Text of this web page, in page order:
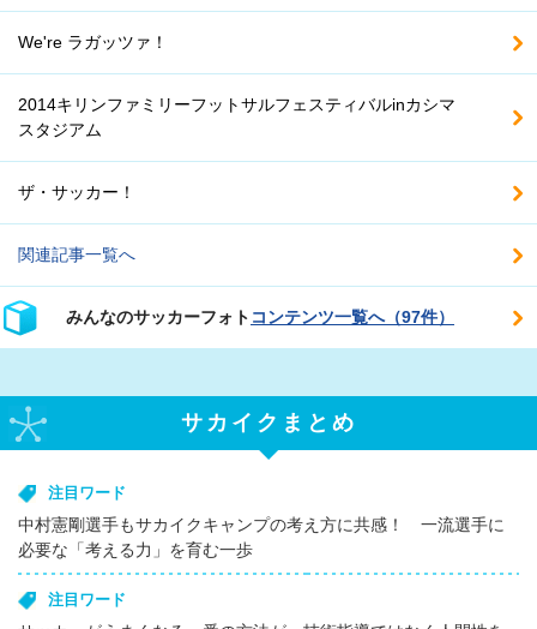
We're ラガッツァ！
2014キリンファミリーフットサルフェスティバルinカシマ
スタジアム
ザ・サッカー！
関連記事一覧へ
みんなのサッカーフォト コンテンツ一覧へ（97件）
サカイクまとめ
注目ワード
中村憲剛選手もサカイクキャンプの考え方に共感！ 一流選手に
必要な「考える力」を育む一歩
注目ワード